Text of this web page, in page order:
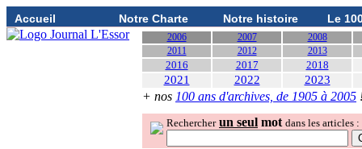
Accueil Notre Charte Notre histoire Le
2006 2007
2008
2011
2012 2013
2016 2017 2018
2021 2022 2023
+ nos 100 ans d'archives, de 1905 à 2005
Rechercher un seul mot dans les articles :